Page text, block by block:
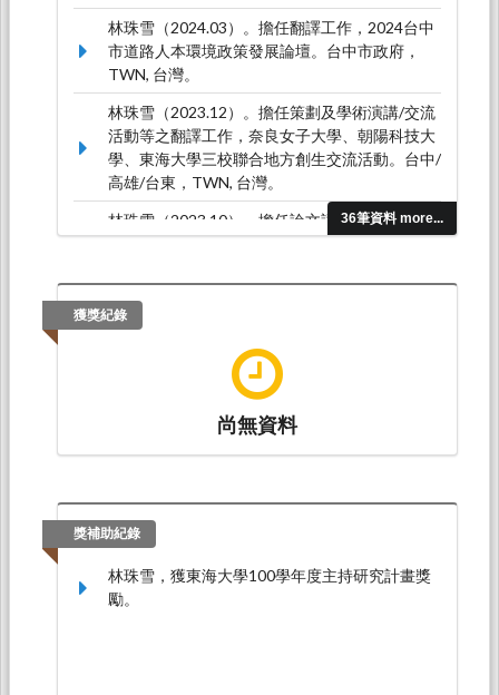
36筆資料 more...
林珠雪（2024.03）。擔任翻譯工作，2024台中
市道路人本環境政策發展論壇。台中市政府，
TWN, 台灣。
林珠雪（2023.12）。擔任策劃及學術演講/交流
活動等之翻譯工作，奈良女子大學、朝陽科技大
學、東海大學三校聯合地方創生交流活動。台中/
高雄/台東，TWN, 台灣。
林珠雪（2023.10）。擔任論文評論，大葉大學
應用日語學系學術研討會-日語多元教學實踐與研
林珠雪（2023.09）。擔任論文評論，2023 新實
踐暨臺日大學地方連結與社會實踐聯盟國際研討
會。暨南大學，TWN, 台灣。
獲獎紀錄
尚無資料
獎補助紀錄
林珠雪，獲東海大學100學年度主持研究計畫獎
勵。